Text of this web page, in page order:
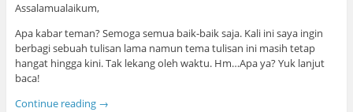
Assalamualaikum,
Apa kabar teman? Semoga semua baik-baik saja. Kali ini saya ingin
berbagi sebuah tulisan lama namun tema tulisan ini masih tetap
hangat hingga kini. Tak lekang oleh waktu. Hm…Apa ya? Yuk lanjut
baca!
Continue reading →